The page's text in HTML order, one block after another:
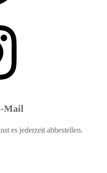
Mail
es jederzeit abbestellen.